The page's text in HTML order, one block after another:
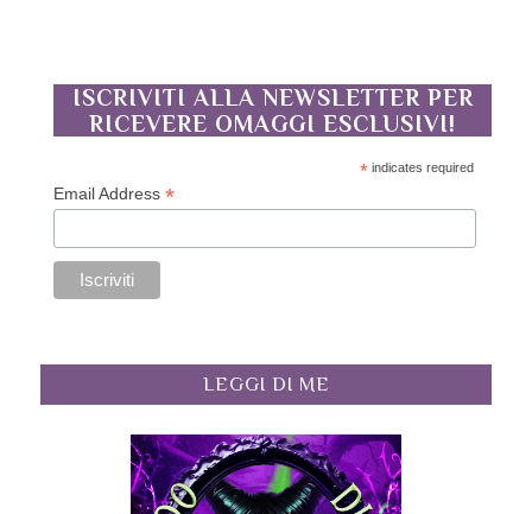
ISCRIVITI ALLA NEWSLETTER PER
RICEVERE OMAGGI ESCLUSIVI!
* indicates required
Email Address*
LEGGI DI ME